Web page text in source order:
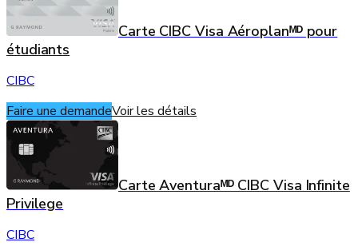
Carte CIBC Visa Aéroplanᴹᴰ pour
étudiants
CIBC
Faire une demandeVoir les détails
Carte Aventuraᴹᴰ CIBC Visa Infinite
Privilege
CIBC